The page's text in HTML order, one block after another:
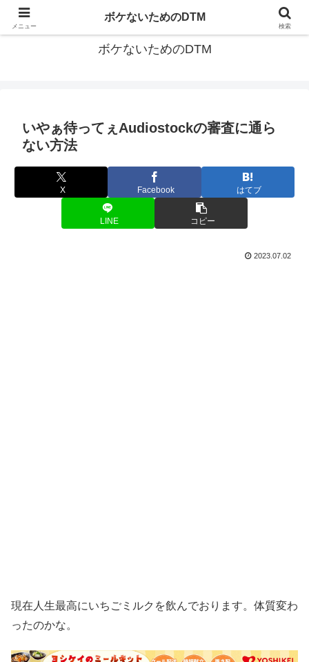
ゆる～く続ける音楽制作のあれこれや昔ばなし
ボケないためのDTM
いやぁ待ってぇAudiostockの審査に通ら
ない方法
X Facebook はてブ
LINE コピー
2023.07.02
現在人生最高にいちごミルクを飲んでおります。体質変わ
ったのかな。
メニュー
ボケないためのDTM
検索